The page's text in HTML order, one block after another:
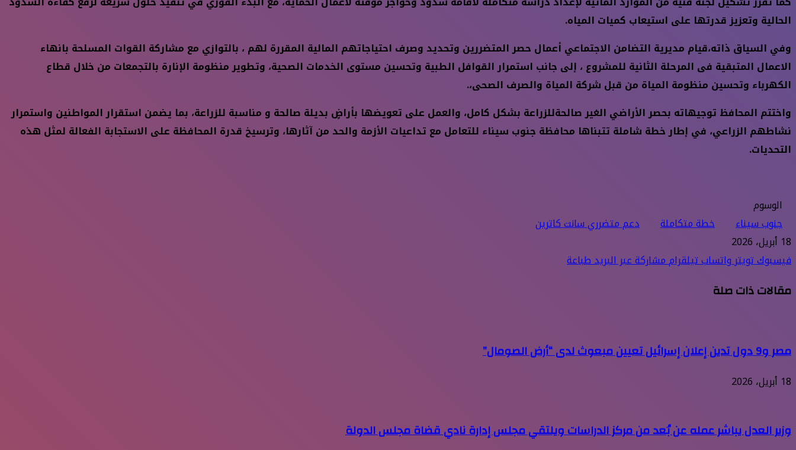
الحالية وتعزيز قدرتها على استيعاب كميات المياه.
وفي السياق ذاته،قيام مديرية التضامن الاجتماعي أعمال حصر المتضررين وتحديد وصرف احتياجاتهم المالية المقررة لهم ، بالتوازي مع مشاركة القوات المسلحة بانهاء
الاعمال المتبقية فى المرحلة الثانية للمشروع ، إلى جانب استمرار القوافل الطبية وتحسين مستوى الخدمات الصحية، وتطوير منظومة الإنارة بالتجمعات من خلال قطاع
الكهرباء وتحسين منظومة المياة من قبل شركة المياة والصرف الصحى،.
واختتم المحافظ توجيهاته بحصر الأراضي الغير صالحةللزراعة بشكل كامل، والعمل على تعويضها بأراضٍ بديلة صالحة و مناسبة للزراعة، بما يضمن استقرار المواطنين واستمرار
نشاطهم الزراعي، في إطار خطة شاملة تتبناها محافظة جنوب سيناء للتعامل مع تداعيات الأزمة والحد من آثارها، وترسيخ قدرة المحافظة على الاستجابة الفعالة لمثل هذه
التحديات.
الوسوم
جنوب سيناء
خطة متكاملة
دعم متضرري سانت كاترين
18 أبريل، 2026
فيسبوكتويتر واتسابتيلقراممشاركة عبر البريدطباعة
مقالات ذات صلة
مصر و9 دول تدين إعلان إسرائيل تعيين مبعوث لدى “أرض الصومال”
18 أبريل، 2026
وزير العدل يباشر عمله عن بُعد من مركز الدراسات ويلتقي مجلس إدارة نادي قضاة مجلس الدولة